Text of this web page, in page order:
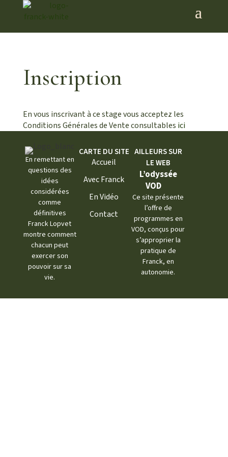
Inscription
En vous inscrivant à ce stage vous acceptez les
Conditions Générales de Vente consultables ici
En remettant en
questions des
idées
considérées
comme
définitives
Franck Lopvet
montre comment
chacun peut
exercer son
pouvoir sur sa
vie.
CARTE DU SITE
Accueil
Avec Franck
En Vidéo
Contact
AILLEURS SUR
LE WEB
L’odyssée
VOD
Ce site présente
l’offre de
programmes en
VOD, conçus pour
s’approprier la
pratique de
Franck, en
autonomie.